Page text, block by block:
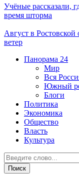
Учёные рассказали,
время шторма
Август в
ветер
Панорама 24
Мир
Вся
Южный
Блоги
Политика
Экономика
Общество
Власть
Культура